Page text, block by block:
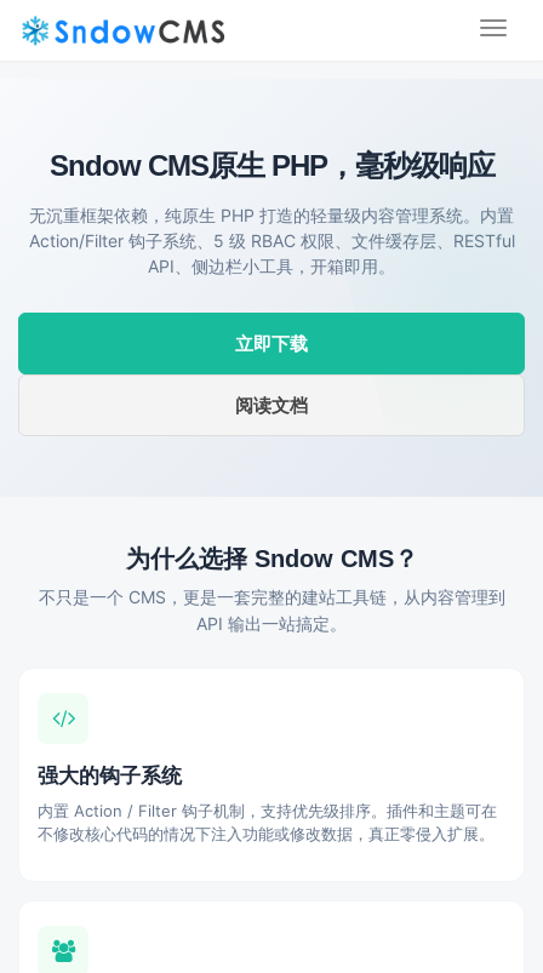
Sndow CMS原生 PHP，毫秒级响应
无沉重框架依赖，纯原生 PHP 打造的轻量级内容管理系统。内置
Action/Filter 钩子系统、5 级 RBAC 权限、文件缓存层、RESTful
API、侧边栏小工具，开箱即用。
立即下载
阅读文档
为什么选择 Sndow CMS？
不只是一个 CMS，更是一套完整的建站工具链，从内容管理到
API 输出一站搞定。
强大的钩子系统
内置 Action / Filter 钩子机制，支持优先级排序。插件和主题可在
不修改核心代码的情况下注入功能或修改数据，真正零侵入扩展。